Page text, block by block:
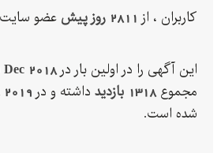
کاربران ، از 2811 روز پیش عضو
این آگهی را در اولین بار درDec 2018
مجموع1318 بازدید داشته و در
شده است.